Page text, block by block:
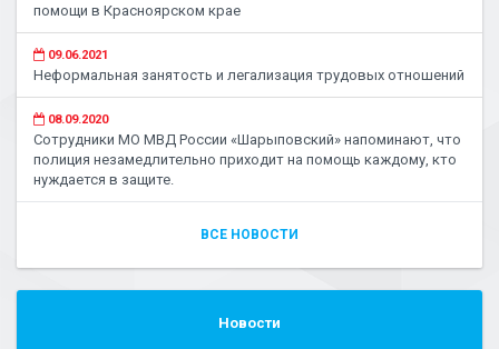
помощи в Красноярском крае
09.06.2021
Неформальная занятость и легализация трудовых отношений
08.09.2020
Сотрудники МО МВД России «Шарыповский» напоминают, что
полиция незамедлительно приходит на помощь каждому, кто
нуждается в защите.
ВСЕ НОВОСТИ
Новости